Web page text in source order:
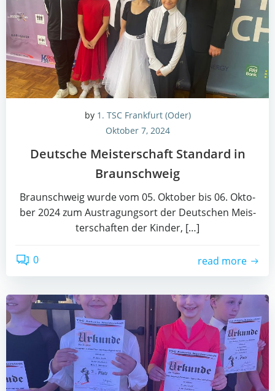
by 1. TSC Frankfurt (Oder)
Oktober 7, 2024
Deut­sche Meis­ter­schaft Stan­dard in
Braunschweig
Braun­schweig wur­de vom 05. Okto­ber bis 06. Okto­
ber 2024 zum Aus­tra­gungs­ort der Deut­schen Meis­
ter­schaf­ten der Kin­der, […]
0 read more